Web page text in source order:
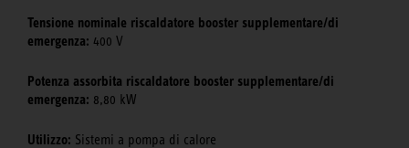
Tensione nominale riscaldatore booster supplementare/di
emergenza: 400 V
Potenza assorbita riscaldatore booster supplementare/di
emergenza: 8,80 kW
Utilizzo: Sistemi a pompa di calore